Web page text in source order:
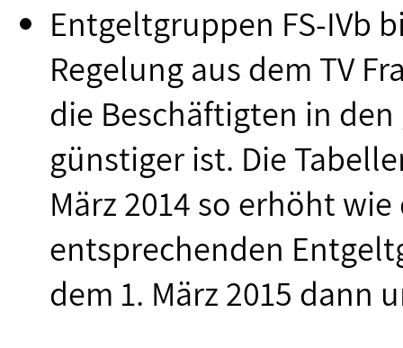
Entgeltgruppen FS-IVb
Regelung aus dem TV
die Beschäftigten in
günstiger ist. Die
März 2014 so erhöht
entsprechenden
dem 1. März 2015 dann